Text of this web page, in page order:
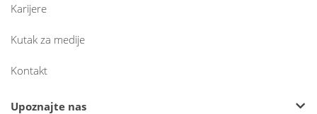
Karijere
Kutak za medije
Kontakt
Upoznajte nas